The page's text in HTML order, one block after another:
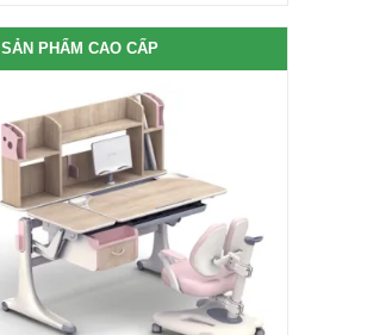
Ghế xoay văn phòng
1,500,000₫
Bàn giáo viên có hộc
ngăn kéo
3,560,000₫
Bàn để máy tính 2 chỗ
chân sắt
2,650,000₫
SẢN PHẨM CAO CẤP